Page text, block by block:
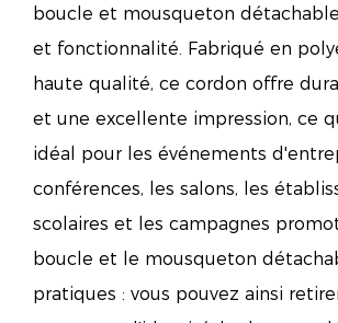
boucle et mousqueton
et fonctionnalité. Fabriqué en
haute qualité, ce cordon offre
et une excellente impression, ce
idéal pour les événements
conférences, les salons, les
scolaires et les campagnes
boucle et le mousqueton
pratiques : vous pouvez ainsi